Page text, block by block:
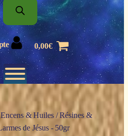
0,00€
Encens & Huiles/Résines &
de Jésus - 50gr